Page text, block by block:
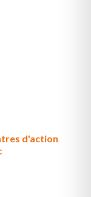
d'action